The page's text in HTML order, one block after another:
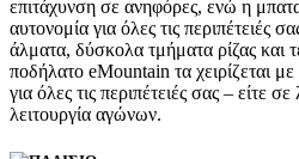
επιτάχυνση σε ανηφόρες, ενώ η
αυτονομία για όλες τις περιπέτειές
άλματα, δύσκολα τμήματα ρίζας και
ποδήλατο eMountain τα χειρίζεται
για όλες τις περιπέτειές σας – είτε
λειτουργία αγώνων.